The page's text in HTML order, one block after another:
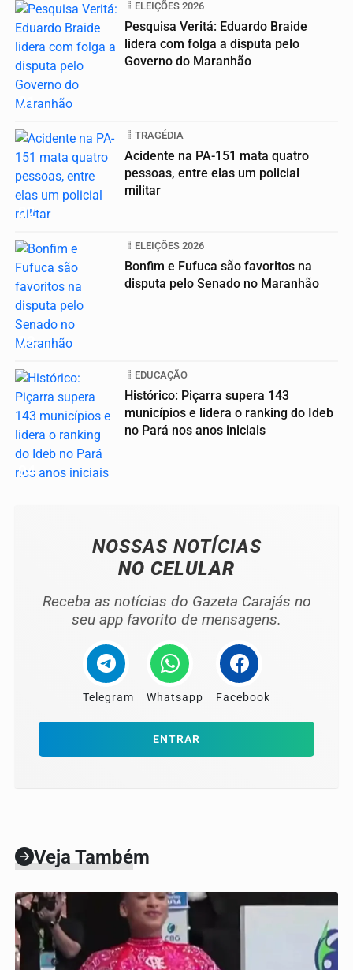
01
ELEIÇÕES 2026
Pesquisa Veritá: Eduardo Braide
lidera com folga a disputa pelo
Governo do Maranhão
02
TRAGÉDIA
Acidente na PA-151 mata quatro
pessoas, entre elas um policial
militar
03
ELEIÇÕES 2026
Bonfim e Fufuca são favoritos na
disputa pelo Senado no Maranhão
04
EDUCAÇÃO
Histórico: Piçarra supera 143
municípios e lidera o ranking do Ideb
no Pará nos anos iniciais
NOSSAS NOTÍCIAS
NO CELULAR
Receba as notícias do Gazeta Carajás no
seu app favorito de mensagens.
Telegram Whatsapp Facebook
ENTRAR
Veja Também